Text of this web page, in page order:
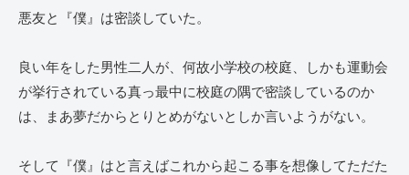
悪友と『僕』は密談していた。
良い年をした男性二人が、何故小学校の校庭、しかも運動会
が挙行されている真っ最中に校庭の隅で密談しているのか
は、まあ夢だからとりとめがないとしか言いようがない。
そして『僕』はと言えばこれから起こる事を想像してただた